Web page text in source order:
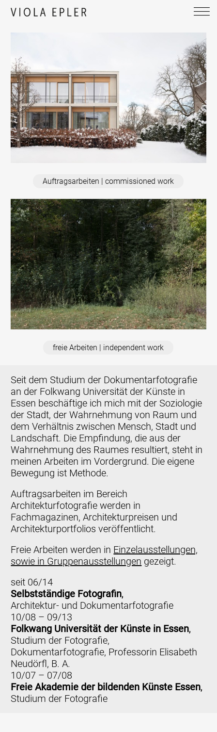
Auftragsarbeiten | commissioned work
freie Arbeiten | independent work
Seit dem Studium der Dokumentarfotografie
an der Folkwang Universität der Künste in
Essen beschäftige ich mich mit der Soziologie
der Stadt, der Wahrnehmung von Raum und
dem Verhältnis zwischen Mensch, Stadt und
Landschaft. Die Empfindung, die aus der
Wahrnehmung des Raumes resultiert, steht in
meinen Arbeiten im Vordergrund. Die eigene
Bewegung ist Methode.
Auftragsarbeiten im Bereich
Architekturfotografie werden in
Fachmagazinen, Architekturpreisen und
Architekturportfolios veröffentlicht.
Freie Arbeiten werden in Einzelausstellungen,
sowie in Gruppenausstellungen gezeigt.
seit 06/14
Selbstständige Fotografin,
Architektur- und Dokumentarfotografie
10/08 – 09/13
Folkwang Universität der Künste in Essen,
Studium der Fotografie,
Dokumentarfotografie, Professorin Elisabeth
Neudörfl, B. A.
10/07 – 07/08
Freie Akademie der bildenden Künste Essen,
Studium der Fotografie